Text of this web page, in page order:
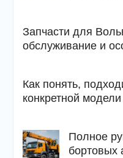
Запчасти для
обслуживание и
Как понять,
конкретной
Полное
бортовых